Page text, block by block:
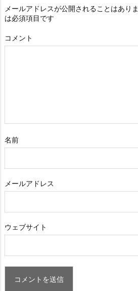
メールアドレスが公開されることはありま
は必須項目です
コメント
名前
メールアドレス
ウェブサイト